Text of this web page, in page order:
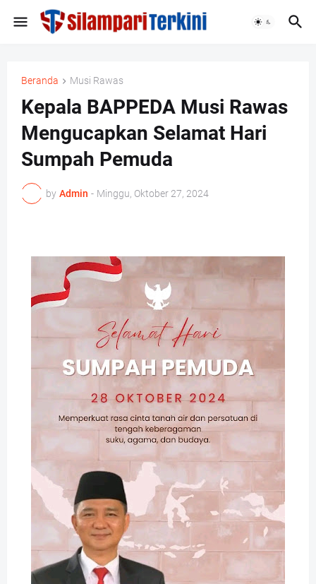
Beranda Musi Rawas
Kepala BAPPEDA Musi Rawas
Mengucapkan Selamat Hari
Sumpah Pemuda
by Admin - Minggu, Oktober 27, 2024